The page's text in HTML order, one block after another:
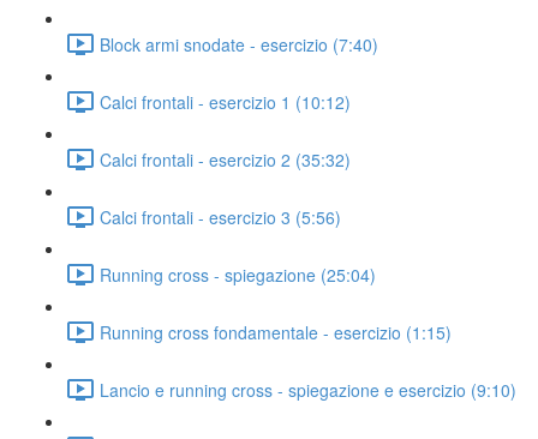
Block armi snodate - esercizio (7:40)
Calci frontali - esercizio 1 (10:12)
Calci frontali - esercizio 2 (35:32)
Calci frontali - esercizio 3 (5:56)
Running cross - spiegazione (25:04)
Running cross fondamentale - esercizio (1:15)
Lancio e running cross - spiegazione e esercizio (9:10)